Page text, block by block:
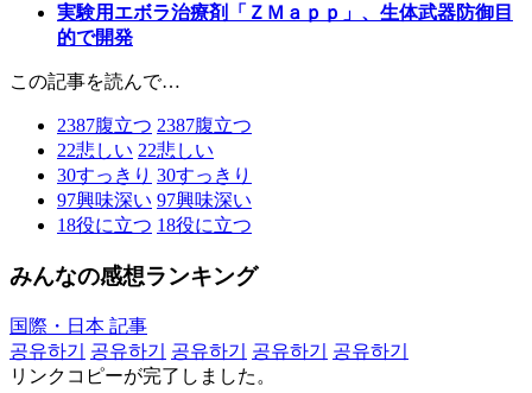
実験用エボラ治療剤「ＺＭａｐｐ」、生体武器防御目
的で開発
この記事を読んで…
2387腹立つ 2387腹立つ
22悲しい 22悲しい
30すっきり 30すっきり
97興味深い 97興味深い
18役に立つ 18役に立つ
みんなの感想ランキング
国際・日本 記事
공유하기
공유하기 공유하기 공유하기
공유하기
リンクコピーが完了しました。